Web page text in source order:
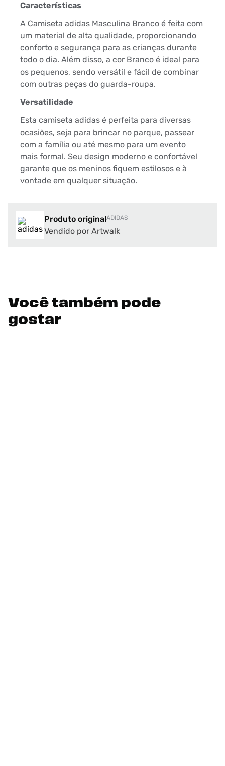
Características
A Camiseta adidas Masculina Branco é feita com
um material de alta qualidade, proporcionando
conforto e segurança para as crianças durante
todo o dia. Além disso, a cor Branco é ideal para
os pequenos, sendo versátil e fácil de combinar
com outras peças do guarda-roupa.
Versatilidade
Esta camiseta adidas é perfeita para diversas
ocasiões, seja para brincar no parque, passear
com a família ou até mesmo para um evento
mais formal. Seu design moderno e confortável
garante que os meninos fiquem estilosos e à
vontade em qualquer situação.
Produto originalADIDAS
Vendido por Artwalk
Você também pode
gostar